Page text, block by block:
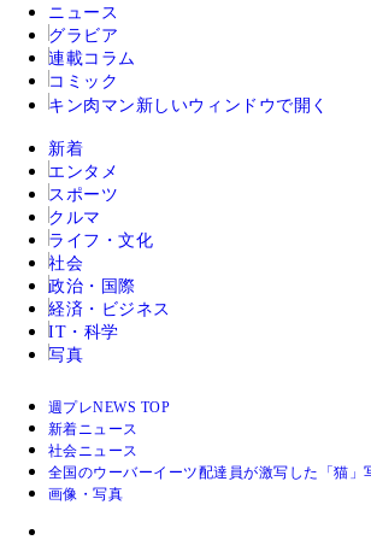
ニュース
グラビア
連載コラム
コミック
キン肉マン 新しいウィンドウで開く
新着
エンタメ
スポーツ
クルマ
ライフ・文化
社会
政治・国際
経済・ビジネス
IT・科学
写真
週プレNEWS TOP
新着ニュース
社会ニュース
全国のウーバーイーツ配達員が激写した「猫」
画像・写真